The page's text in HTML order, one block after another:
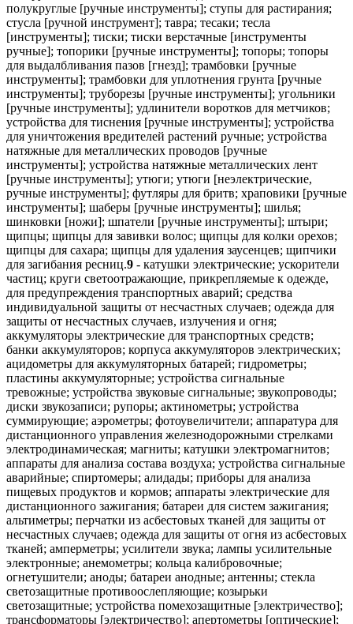
полукруглые [ручные инструменты]; ступы для растирания;
стусла [ручной инструмент]; тавра; тесаки; тесла
[инструменты]; тиски; тиски верстачные [инструменты
ручные]; топорики [ручные инструменты]; топоры; топоры
для выдалбливания пазов [гнезд]; трамбовки [ручные
инструменты]; трамбовки для уплотнения грунта [ручные
инструменты]; труборезы [ручные инструменты]; угольники
[ручные инструменты]; удлинители воротков для метчиков;
устройства для тиснения [ручные инструменты]; устройства
для уничтожения вредителей растений ручные; устройства
натяжные для металлических проводов [ручные
инструменты]; устройства натяжные металлических лент
[ручные инструменты]; утюги; утюги [неэлектрические,
ручные инструменты]; футляры для бритв; храповики [ручные
инструменты]; шаберы [ручные инструменты]; шилья;
шинковки [ножи]; шпатели [ручные инструменты]; штыри;
щипцы; щипцы для завивки волос; щипцы для колки орехов;
щипцы для сахара; щипцы для удаления заусенцев; щипчики
для загибания ресниц.9 - катушки электрические; ускорители частиц; круги светоотражающие, прикрепляемые к одежде, для предупреждения транспортных аварий; средства индивидуальной защиты от несчастных случаев; одежда для защиты от несчастных случаев, излучения и огня; аккумуляторы электрические для транспортных средств; банки аккумуляторов; корпуса аккумуляторов электрических; ацидометры для аккумуляторных батарей; гидрометры; пластины аккумуляторные; устройства сигнальные тревожные; устройства звуковые сигнальные; звукопроводы; диски звукозаписи; рупоры; актинометры; устройства суммирующие; аэрометры; фотоувеличители; аппаратура для дистанционного управления железнодорожными стрелками электродинамическая; магниты; катушки электромагнитов; аппараты для анализа состава воздуха; устройства сигнальные аварийные; спиртомеры; алидады; приборы для анализа пищевых продуктов и кормов; аппараты электрические для дистанционного зажигания; батареи для систем зажигания; альтиметры; перчатки из асбестовых тканей для защиты от несчастных случаев; одежда для защиты от огня из асбестовых тканей; амперметры; усилители звука; лампы усилительные электронные; анемометры; кольца калибровочные; огнетушители; аноды; батареи анодные; антенны; стекла светозащитные противоослепляющие; козырьки светозащитные; устройства помехозащитные [электричество]; трансформаторы [электричество]; апертометры [оптические]; машины для подсчета и сортировки денег; коробки распределительные [электричество]; инструменты топографические; ленты мерные; объективы для астрофотографии; лампы термоэлектронные; средства обучения аудиовизуальные; автоматы музыкальные с предварительной оплатой; механизмы для автоматов с предварительной оплатой; механизмы для аппаратов, приводимых в действие жетонами; калибры; компараторы; сигнализаторы пожаров; указатели низкого давления в шинах автоматические; комбинезоны специальные защитные для летчиков; звонки аварийные электрические; прутки для определения местонахождения подземных источников воды; плоты спасательные; весы; шары-зонды метеорологические; устройства размагничивающие для магнитной ленты; устройства для записи на магнитную ленту; ленты магнитные; барометры; оборудование для взвешивания; весы платформенные; приспособления ударные, используемые для тушения пожаров; устройства зарядные для электрических аккумуляторов; бетатроны; автоматы для продажи билетов; корпуса громкоговорителей; линзы насадочные; макролинзы; муфты концевые [электричество]; пробки-указатели давления для клапанов; гальванометры; кнопки для звонков; коробки ответвительные [электричество]; тонармы для проигрывателей; уровни спиртовые; оборудование конторское с использованием перфокарт; оболочки для электрических кабелей; рамки для диапозитивов; диски счетные; круги логарифмические; линейки логарифмические круговые; линейки логарифмические; калькуляторы; калибры раздвижные; шаблоны [измерительные инструменты]; аппараты светокопировальные; камеры киносъемочные; трубки капиллярные; носители звукозаписи; каски защитные; шлемы защитные; респираторы, за исключением используемых для искусственного дыхания; маски для сварщиков; цепочки для очков; устройства теплорегулирующие; фотолаборатории; приборы контрольно-измерительные для паровых котлов; носки с электрообогревом; сушилки [фотография]; устройства и приспособления для монтажа кинофильмов [кинопленки]; схемы печатные; аппараты светосигнальные [проблесковые]; звонки сигнальные; футляры для предметных стекол микроскопов; коллекторы электрические; установки электрические для дистанционного управления производственными процессами; выключатели закрытые [электрические]; коммутаторы; компасы морские; окуляры; лупы ткацкие; шагомеры; счетчики; метрономы; конденсаторы электрические; проводники электрические; линии магистральные электрические; включатели электроцепи; коробки соединительные линейные [электрические]; коробки соединительные [электричество]; щиты коммутационные; контакты электрические; аппараты для контроля оплаты почтовыми марками; приборы регулирующие электрические; аппаратура для наблюдения и контроля электрическая; приборы для контроля скорости транспортных средств; преобразователи электрические; устройства фотокопировальные [фотографические, электростатические, тепловые]; шнурки для очков; реторты; приспособления для держания реторт; линзы корректирующие [оптика]; объективы [линзы] [оптика]; инструменты космографические; костюмы для подводного погружения; аппараты коммутационные электрические; переключатели электрические; ограничители [электричество]; вилки штепсельные [электрические соединения]; розетки штепсельные [электрические соединения]; соединения штепсельные [электрические]; выпрямители тока; редукторы [электричество]; метры портновские; тигли [лабораторные]; приборы для измерения толщины кожи; циклотроны; детекторы фальшивых монет; механизмы спусковые затворов [фотография]; денсиметры; фильмы мультипликационные; поддоны лабораторные; металлодетекторы для промышленных или военных целей; сонары; детекторы; фотозатворы; мембраны [акустика]; устройства для центровки диапозитивов; фотоаппараты; диапозитивы [фотография]; диаскопы; приборы для измерения расстояния; диктофоны; аппараты дифракционные [микроскопия]; громкоговорители; предохранители электрические; проигрыватели; микроскопы; приборы для дистанционной записи; дальномеры; щиты распределительные [электричество]; пульты распределительные [электричество]; циркули [измерительные инструменты]; измерители; приборы измерительные; динамометры; указатели уровня воды; лестницы спасательные пожарные; фотоосветители импульсные; трубки телефонные; экраны флуоресцирующие; экраны проекционные; экраны для защиты лица рабочего; экраны [фотография]; приспособления для сушки, используемые в фотографии; указатели электрические утечки тока; приборы измерительные электрические; кабели электрические; электропроводка; пульты управления [электричество]; элементы гальванические; соединения для электрических линий; соединения электрические; реле электрические; ванны электролитические; передатчики электронных сигналов; радиопередатчики [дистанционная связь]; приспособления для чистки акустических дисков; пленки для звукозаписи; счетчики пройденного расстояния для транспортных средств; катушки [фотография]; вывески механические; знаки механические; эпидиаскопы; пробирки; устройства для балансировки; термостаты; эргометры; машины и приборы для испытания материалов; овоскопы; указатели; указатели уровня бензина; искрогасители; футляры специальные для фотоаппаратов и фотопринадлежностей; аппаратура для анализов, за исключением медицинской; рефрактометры; экспонометры [измерители освещенности]; устройства для выписывания счетов; аппараты для ферментации [приборы лабораторные]; устройства для обеспечения безопасности на железнодорожном транспорте; провода электрические; провода магнитные; грузы для отвесов; отвесы; сетки для защиты от несчастных случаев; сети спасательные; брезент для спасательных работ; устройства для резки пленки; фильтры для респираторов; фильтры [фотография]; устройства зарядные для аккумуляторных батарей; аппаратура высокочастотная; частотомеры; предохранители плавкие; радиоприборы; кристаллы галеновые [детекторы]; батареи гальванических элементов; перчатки для защиты от несчастных случаев; перчатки для водолазов; перчатки для защиты от рентгеновского излучения для промышленных целей; газоанализаторы; газометры [измерительные инструменты]; приборы и инструменты геодезические; вехи [геодезические инструменты]; рейки нивелирные [геодезические инструменты]; устройства для сушки фотоснимков; фотоглянцеватели; линейки [инструменты измерительные]; посуда стеклянная градуированная; растры для фототипии; решетки для пластин электрических аккумуляторов; одежда для защиты от огня; приемники [аудио-видео]; гелиографы; голограммы; гигрометры; жилы идентификационные для электрических проводов; оболочки идентификационные для электрических проводов; оборудование спасательное; брандспойты; автомобили пожарные; помпы пожарные; уклономеры; таксометры; указатели количества; вакуумметры; спидометры; сердечники катушек индуктивности [электричество]; якоря [электричество]; устройства для обработки информации; зеркала для осмотровых работ; аппараты переговорные; кассеты для фотопластинок; инверторы [электрические]; ионизаторы, за исключением используемых для обработки воздуха или воды; глазки [увеличительные линзы] дверные оптические; приспособления для выравнивания низа швейных изделий; мебель специальная для лабораторий; лактоденсиметры; лактометры; лампы для фотолабораторий; фонари с оптической системой; фонари \"волшебные\"; фонари сигнальные; лазеры, за исключением используемых в медицинских целях; линзы оптические; весы конторские для писем; лаги [измерительные инструменты]; лини лотов; лупы [оптика]; вывески светящиеся; знаки светящиеся; трубки неоновые для вывесок; очки [оптика]; инструменты с оптическими окулярами; нивелиры оптические; стекла для очков; детали оптические; манометры; перископы; маски защитные; инструменты математические; механизмы предварительной оплаты для телевизоров; мегафоны; блоки памяти для компьютеров; метры для плотничьих работ; уровни ртутные; приборы для измерения скорости [фотография]; приборы точные измерительные; инструменты измерительные; приборы метеорологические; метры [измерительные инструменты]; винты микрометрические для оптических приборов и инструментов; микрофоны; микротомы; реле времени автоматические; отражатели [оптика]; аппараты дыхательные для подводного плавания; приборы и инструменты морские; приборы морские сигнальные; приборы и инструменты навигационные; оправы для очков; батареи электрические; аккумуляторы электрические; уровни [приборы для определения горизонтального положения]; инструменты нивелирования; призмы [оптика]; приборы наблюдения; октанты; омметры; волномеры; приборы и инструменты оптические; стекло оптическое; компьютеры; программы для компьютеров; осциллографы; устройства для переливания [перепускания] кислорода; озона